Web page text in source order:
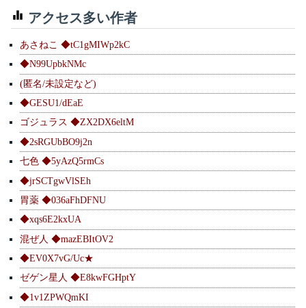
アクセス多い作者
あさねこ ◆tC1gMIWp2kC
◆N99UpbkNMc
(匿名/未設定など)
◆GESU1/dEaE
ゴジュラス ◆ZX2DX6eltM
◆2sRGUbBO9j2n
七色 ◆5yAzQ5rmCs
◆jrSCTgwVlSEh
胃薬 ◆036aFhDFNU
◆xqs6E2kxUA
混ぜ人 ◆mazEBItOV2
◆EV0X7vG/Uc★
ゼゲン星人 ◆E8kwFGHptY
◆1v1ZPWQmKI